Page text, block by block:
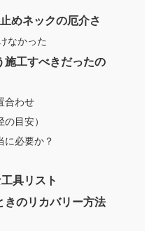
めネックの厄介さ
なかった
施工すべきだったの
合わせ
目安）
必要か？
具リスト
きのリカバリー方法